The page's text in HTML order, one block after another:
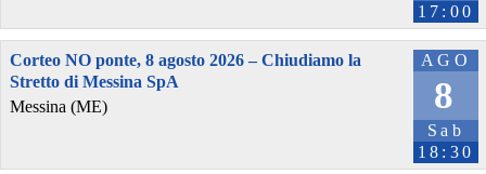
17:00
AGO
8
Sab
18:30
Corteo NO ponte, 8 agosto 2026 – Chiudiamo la
Stretto di Messina SpA
Messina (ME)